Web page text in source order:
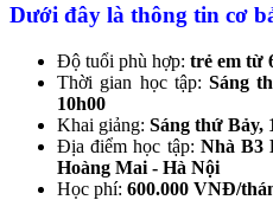
Dưới đây là thông tin cơ
Độ tuổi phù hợp: trẻ em từ
Thời gian học tập:Sáng
10h00
Khai giảng: Sáng thứ Bảy,
Địa điểm học tập: Nhà B3
Hoàng Mai - Hà Nội
Học phí: 600.000 VNĐ/